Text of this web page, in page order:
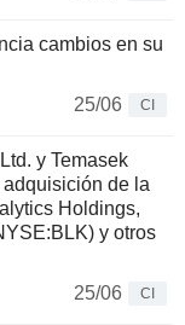
cambios en su
25/06
CI
y Temasek
de la
Holdings,
y otros
25/06
CI